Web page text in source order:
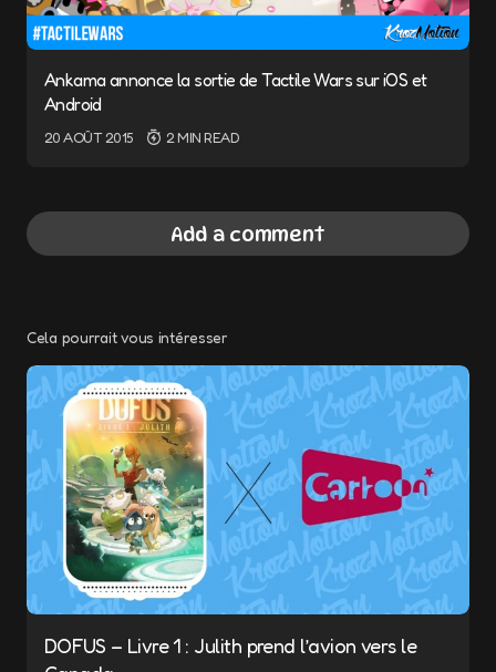
Ankama annonce la sortie de Tactile Wars sur iOS et
Android
20 AOÛT 2015 2 MIN READ
Add a comment
Votre adresse e-mail ne sera pas publiée.
Les champs obligatoires sont indiqués avec
*
Message*
Cela pourrait vous intéresser
DOFUS – Livre 1 : Julith prend l’avion vers le